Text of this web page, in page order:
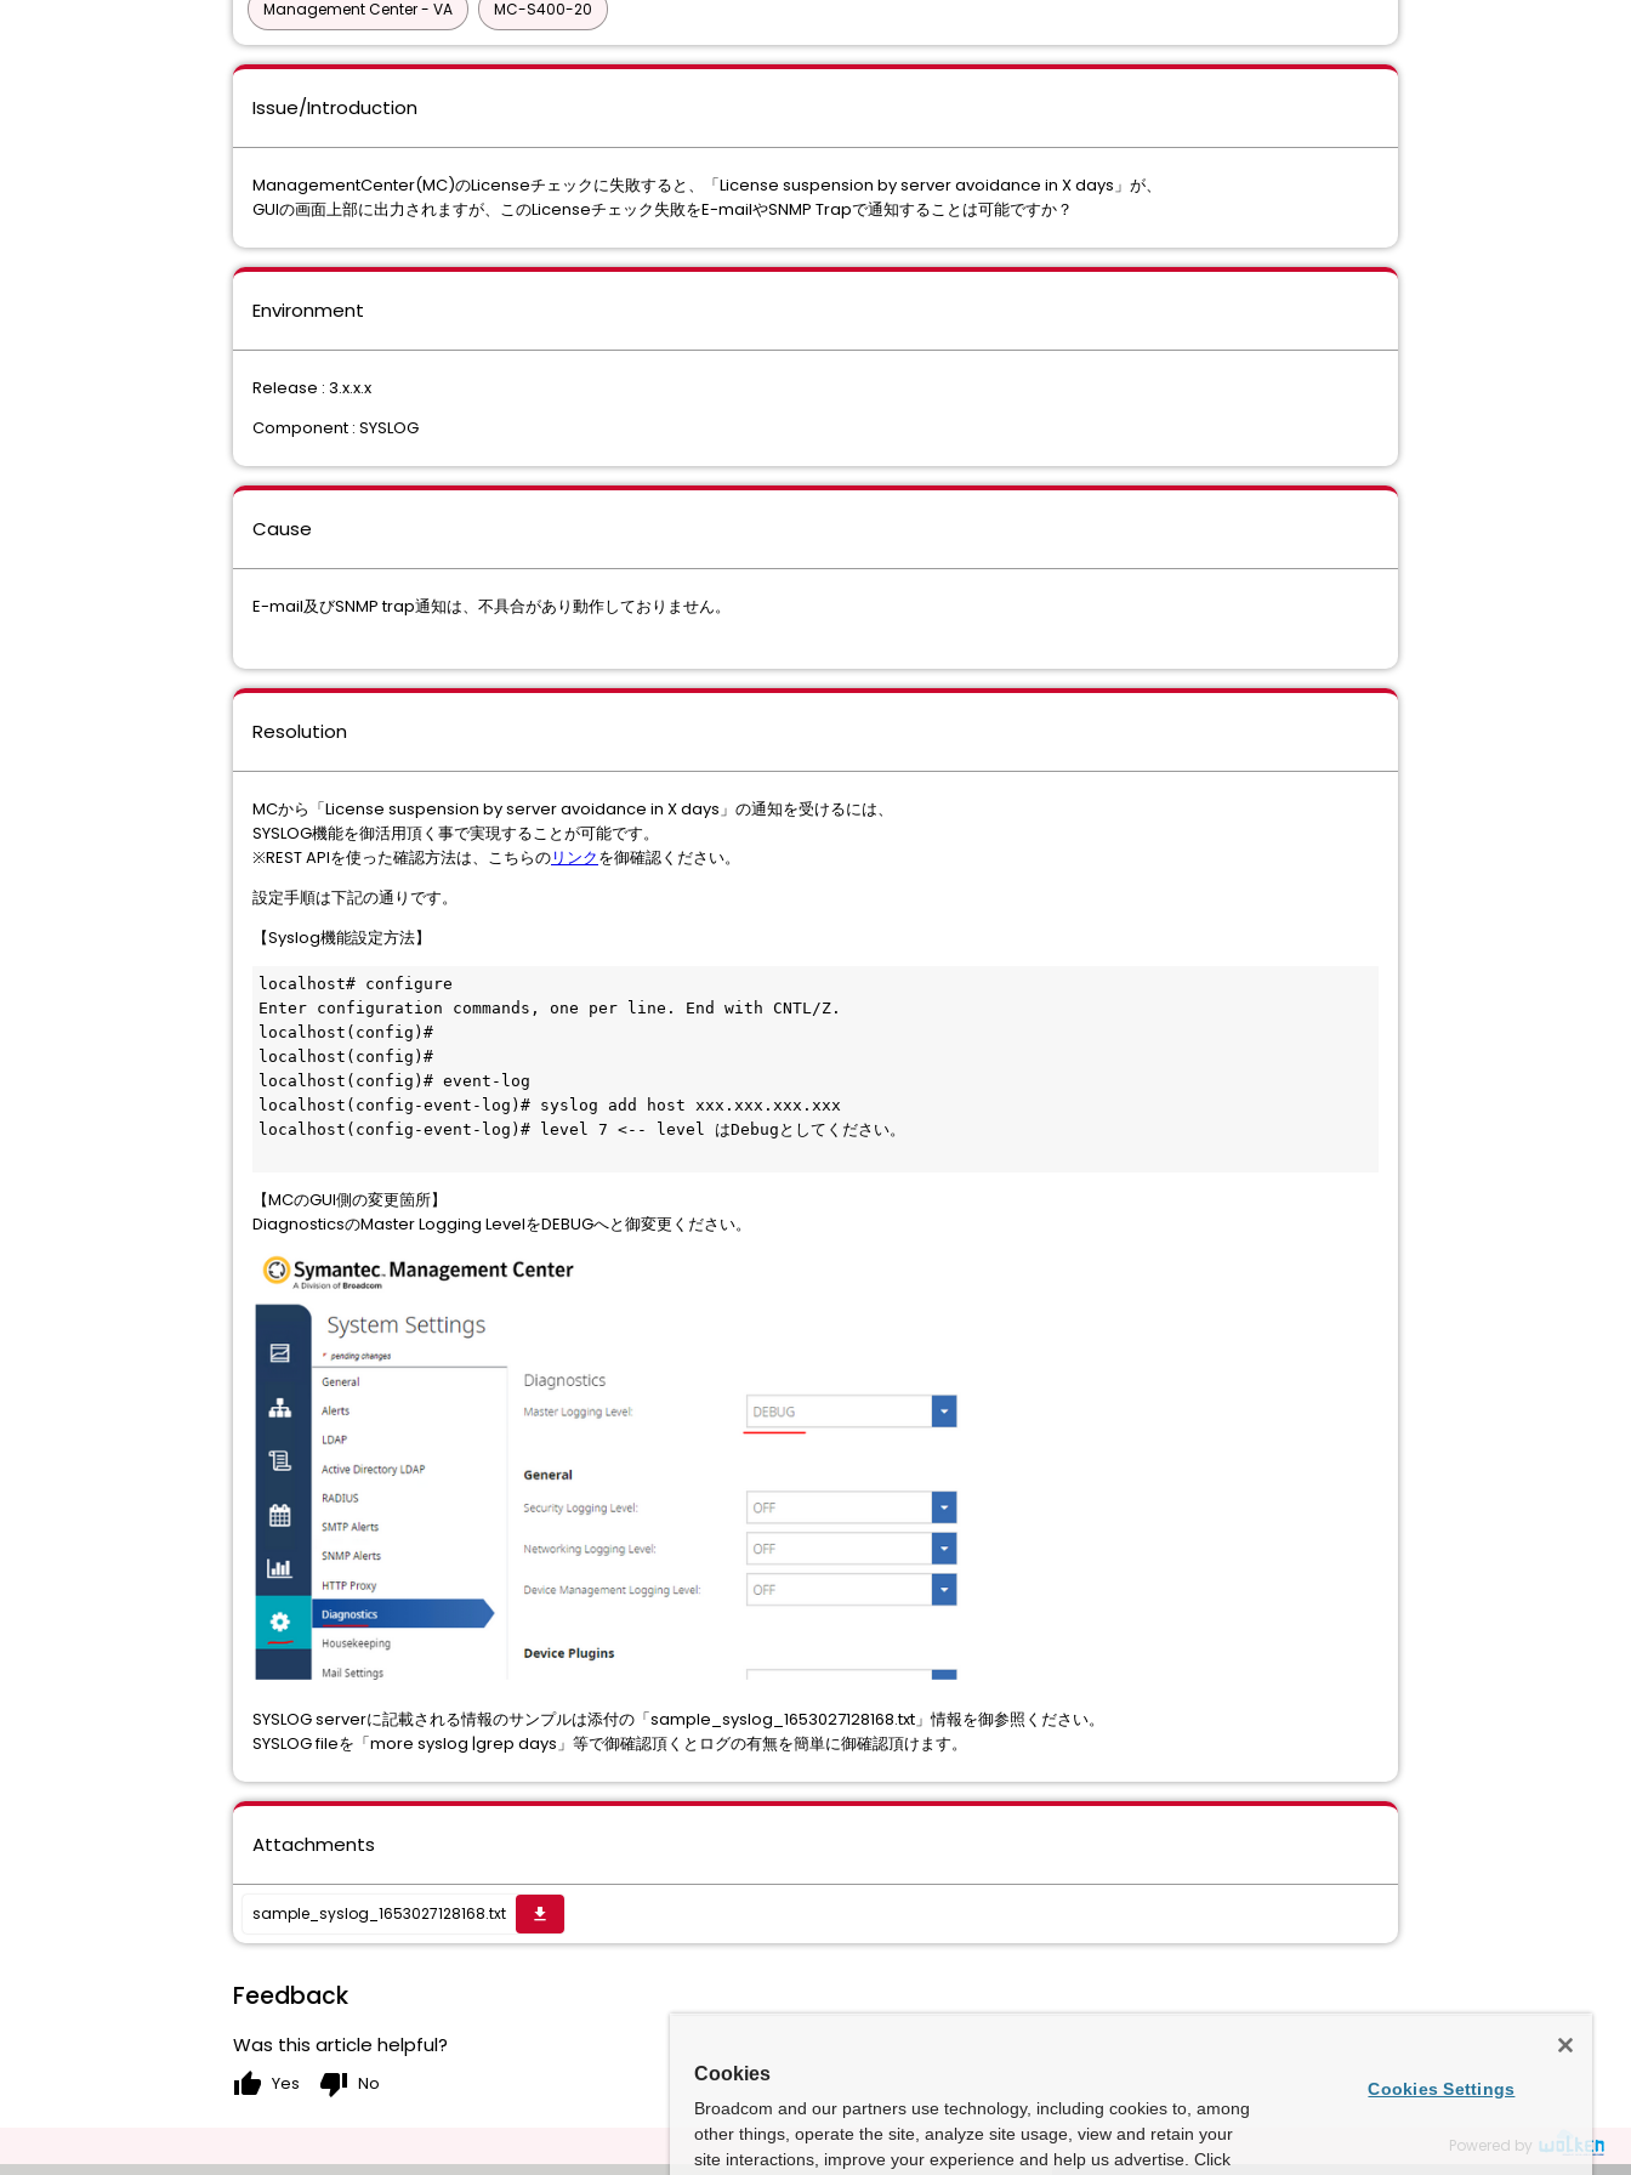
Management Center - VA MC-S400-20
Issue/Introduction
ManagementCenter(MC)のLicenseチェックに失敗すると、「License suspension by server avoidance in X days」が、
GUIの画面上部に出力されますが、このLicenseチェック失敗をE-mailやSNMP Trapで通知することは可能ですか？
Environment
Release : 3.x.x.x
Component : SYSLOG
Cause
E-mail及びSNMP trap通知は、不具合があり動作しておりません。
Resolution
MCから「License suspension by server avoidance in X days」の通知を受けるには、
SYSLOG機能を御活用頂く事で実現することが可能です。
※REST APIを使った確認方法は、こちらのリンクを御確認ください。
設定手順は下記の通りです。
【Syslog機能設定方法】
localhost# configure
Enter configuration commands, one per line. End with CNTL/Z.
localhost(config)#
localhost(config)#
localhost(config)# event-log
localhost(config-event-log)# syslog add host xxx.xxx.xxx.xxx
localhost(config-event-log)# level 7 <-- level はDebugとしてください。
【MCのGUI側の変更箇所】
DiagnosticsのMaster Logging LevelをDEBUGへと御変更ください。
SYSLOG serverに記載される情報のサンプルは添付の「sample_syslog_1653027128168.txt」情報を御参照ください。
SYSLOG fileを「more syslog |grep days」等で御確認頂くとログの有無を簡単に御確認頂けます。
Attachments
sample_syslog_1653027128168.txt get_app
Feedback
Was this article helpful?
thumb_up Yes thumb_down No
Powered by
Cookies
Broadcom and our partners use technology, including cookies to, among
other things, operate the site, analyze site usage, view and retain your
site interactions, improve your experience and help us advertise. Click
Cookies Settings